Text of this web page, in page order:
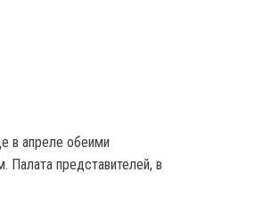
в апреле обеими
представителей, в